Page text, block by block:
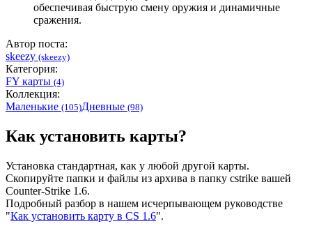
обеспечивая быструю смену оружия и динамичные
сражения.
Автор поста:
skeezy (skeezy)
Категория:
FY карты (4)
Коллекция:
Маленькие (105)Дневные (98)
Как установить карты?
Установка стандартная, как у любой другой карты.
Скопируйте папки и файлы из архива в папку cstrike вашей
Counter-Strike 1.6.
Подробный разбор в нашем исчерпывающем руководстве
"Как установить карту в CS 1.6".